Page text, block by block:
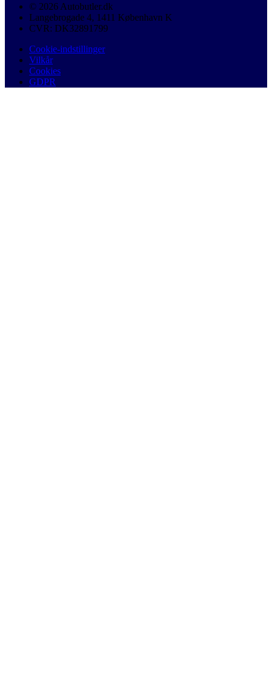
© 2026 Autobutler.dk
Langebrogade 4, 1411 København K
CVR: DK32891799
Cookie-indstillinger
Vilkår
Cookies
GDPR